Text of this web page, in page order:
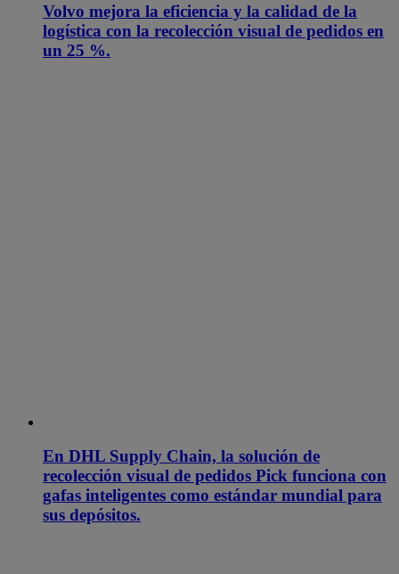
Volvo mejora la eficiencia y la calidad de la
logística con la recolección visual de pedidos en
un 25 %.
En DHL Supply Chain, la solución de
recolección visual de pedidos Pick funciona con
gafas inteligentes como estándar mundial para
sus depósitos.